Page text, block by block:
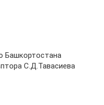
Башкортостана
С.Д.Тавасиева